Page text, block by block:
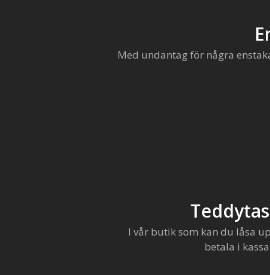
Med undantag för några
I vår butik som kan du låsa
betala i